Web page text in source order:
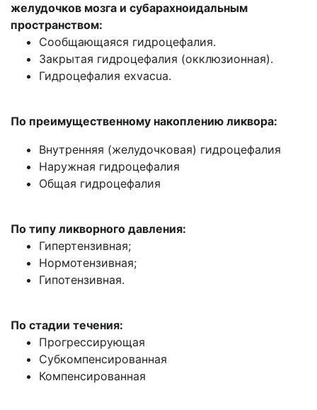
желудочков мозга и субарахноидальным
пространством:
Сообщающаяся гидроцефалия.
Закрытая гидроцефалия (окклюзионная).
Гидроцефалия exvacua.
По преимущественному накоплению ликвора:
Внутренняя (желудочковая) гидроцефалия
Наружная гидроцефалия
Общая гидроцефалия
По типу ликворного давления:
Гипертензивная;
Нормотензивная;
Гипотензивная.
По стадии течения:
Прогрессирующая
Субкомпенсированная
Компенсированная